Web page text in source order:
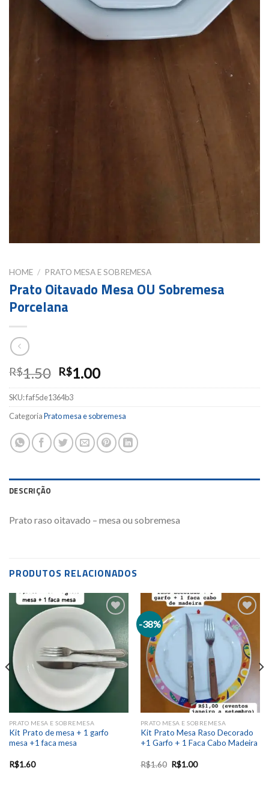
HOME / PRATO MESA E SOBREMESA
Prato Oitavado Mesa OU Sobremesa
Porcelana
R$1.50 R$1.00
SKU:faf5de1364b3
CategoriaPrato mesa e sobremesa
DESCRIÇÃO
Prato raso oitavado – mesa ou sobremesa
PRODUTOS RELACIONADOS
Add to
wishlist
PRATO MESA E SOBREMESA
Kit Prato de mesa + 1 garfo
mesa +1 faca mesa
R$1.60
-38%
Add to
wishlist
PRATO MESA E SOBREMESA
Kit Prato Mesa Raso Decorado
+1 Garfo + 1 Faca Cabo Madeira
R$1.60 R$1.00